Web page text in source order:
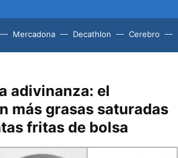
Mercadona Decathlon Cerebro
adivinanza: el
más grasas saturadas
fritas de bolsa